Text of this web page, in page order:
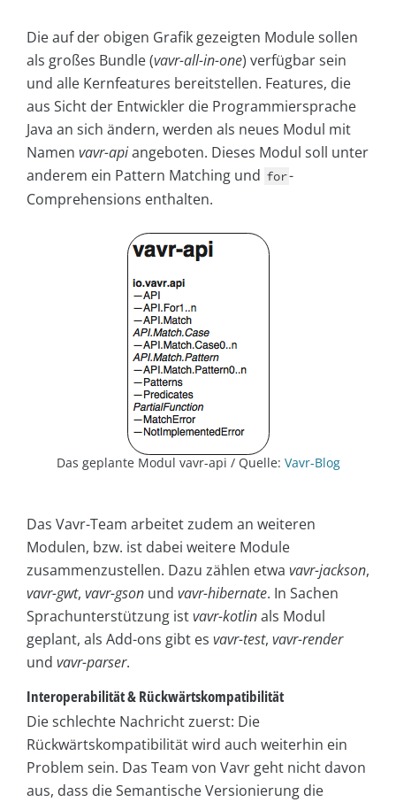
Die auf der obigen Grafik gezeigten Module sollen
als großes Bundle (vavr-all-in-one) verfügbar sein
und alle Kernfeatures bereitstellen. Features, die
aus Sicht der Entwickler die Programmiersprache
Java an sich ändern, werden als neues Modul mit
Namen vavr-apiangeboten. Dieses Modul soll unter
anderem ein Pattern Matching und for-
Comprehensions enthalten.
Das geplante Modul vavr-api / Quelle: Vavr-Blog
Das Vavr-Team arbeitet zudem an weiteren
Modulen, bzw. ist dabei weitere Module
zusammenzustellen. Dazu zählen etwa vavr-jackson,
vavr-gwt, vavr-gson und vavr-hibernate. In Sachen
Sprachunterstützung istvavr-kotlinals Modul
geplant, als Add-ons gibt es vavr-test, vavr-render
und vavr-parser.
Interoperabilität & Rückwärtskompatibilität
Die schlechte Nachricht zuerst: Die
Rückwärtskompatibilität wird auch weiterhin ein
Problem sein. Das Team von Vavr geht nicht davon
aus, dass die Semantische Versionierung die